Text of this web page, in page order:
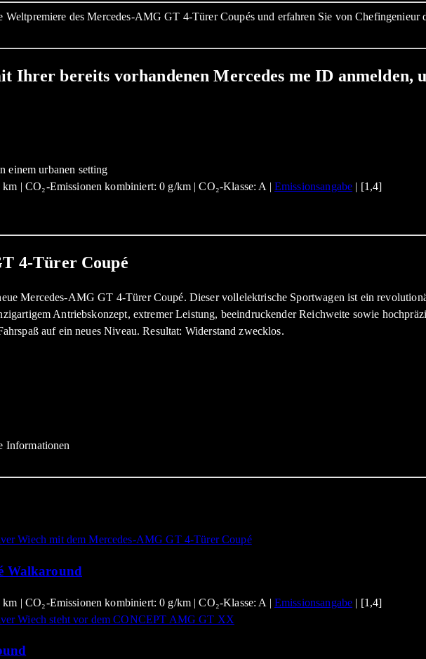
Weltpremiere des Mercedes-AMG GT 4-Türer Coupés und erfahren Sie von
bereits vorhandenen Mercedes me ID anmelden,
| CO₂-Emissionen kombiniert: 0 g/km | CO₂-Klasse: A | Emissionsangabe | [1,4]
4-Türer Coupé
Mercedes-AMG GT 4-Türer Coupé. Dieser vollelektrische Sportwagen ist ein
Antriebskonzept, extremer Leistung, beeindruckender Reichweite sowie
auf ein neues Niveau. Resultat: Widerstand zwecklos.
Informationen
Walkaround
| CO₂-Emissionen kombiniert: 0 g/km | CO₂-Klasse: A | Emissionsangabe | [1,4]